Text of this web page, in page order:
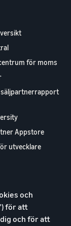
för moms
säljpartnerrapport
Appstore
utvecklare
och
för att
och för att